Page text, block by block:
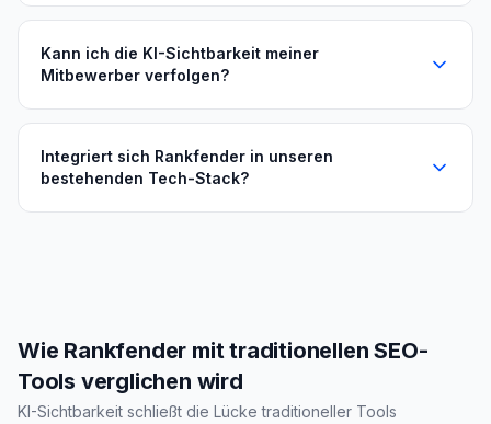
Kann ich die KI-Sichtbarkeit meiner
Mitbewerber verfolgen?
Integriert sich Rankfender in unseren
bestehenden Tech-Stack?
Wie Rankfender mit traditionellen SEO-
Tools verglichen wird
KI-Sichtbarkeit schließt die Lücke traditioneller Tools